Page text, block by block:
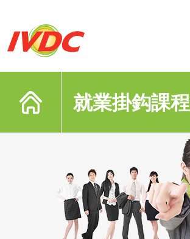
就業掛鈎課程